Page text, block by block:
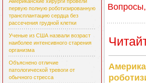
первую полную роботизированную
трансплантацию сердца без
рассечения грудной клетки
Ученые из США назвали возраст
наиболее интенсивного старения
организма
Объяснено отличие
патологической тревоги от
обычного стресса